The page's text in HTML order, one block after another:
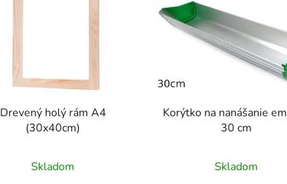
Drevený holý rám A4
(30x40cm)
hodnotenie
Skladom
Korýtko na nanášanie
30 cm
Skladom